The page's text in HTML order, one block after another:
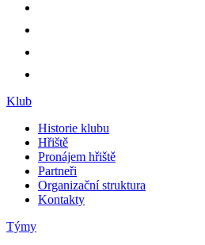
Klub
Historie klubu
Hřiště
Pronájem hřiště
Partneři
Organizační struktura
Kontakty
Týmy